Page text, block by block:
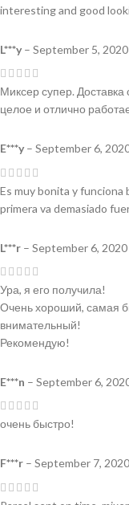
interesting and good
L***y – September 5, 2020
Миксер супер. Доставка
целое и отлично
E***y – September 6,
Es muy bonita y funciona
primera va demasiado
L***r – September 6, 2020
Ура, я его получила!
Очень хороший, самая
внимательный!
Рекомендую!
E***n – September 6,
очень быстро!
F***r – September 7, 2020